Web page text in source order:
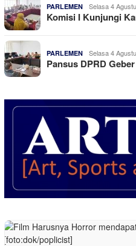
PARLEMEN Selasa 4
Komisi I Kunjungi
PARLEMEN Selasa 4
Pansus DPRD